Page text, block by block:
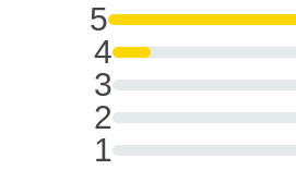
5
4
3
2
1